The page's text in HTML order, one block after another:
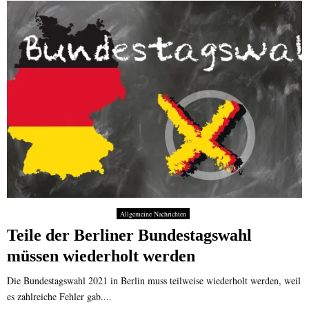
Allgemeine Nachrichten
Teile der Berliner Bundestagswahl
müssen wiederholt werden
Die Bundestagswahl 2021 in Berlin muss teilweise wiederholt werden, weil
es zahlreiche Fehler gab....